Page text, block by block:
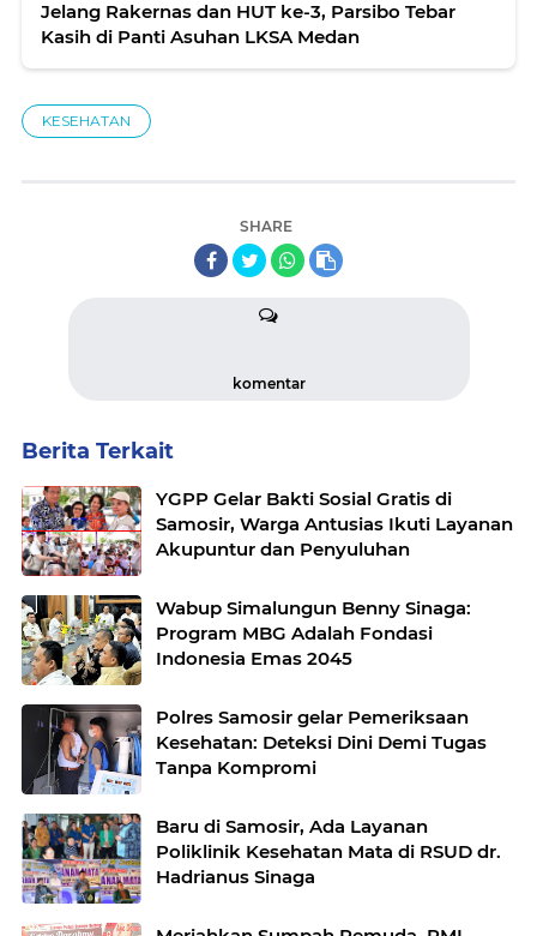
Jelang Rakernas dan HUT ke-3, Parsibo Tebar
Kasih di Panti Asuhan LKSA Medan
KESEHATAN
SHARE
komentar
Berita Terkait
YGPP Gelar Bakti Sosial Gratis di
Samosir, Warga Antusias Ikuti Layanan
Akupuntur dan Penyuluhan
Wabup Simalungun Benny Sinaga:
Program MBG Adalah Fondasi
Indonesia Emas 2045
Polres Samosir gelar Pemeriksaan
Kesehatan: Deteksi Dini Demi Tugas
Tanpa Kompromi
Baru di Samosir, Ada Layanan
Poliklinik Kesehatan Mata di RSUD dr.
Hadrianus Sinaga